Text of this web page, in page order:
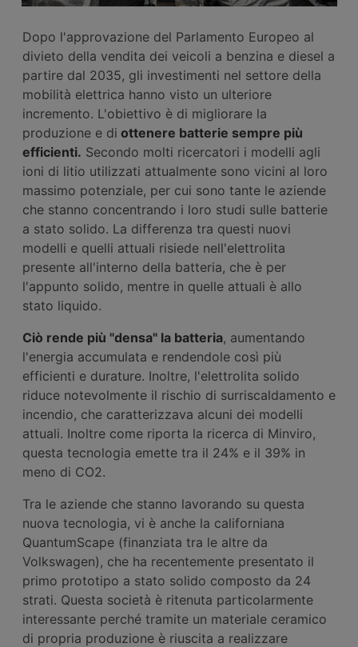
Dopo l'approvazione del Parlamento Europeo al
divieto della vendita dei veicoli a benzina e diesel a
partire dal 2035, gli investimenti nel settore della
mobilità elettrica hanno visto un ulteriore
incremento. L'obiettivo è di migliorare la
produzione e di ottenere batterie sempre più
efficienti. Secondo molti ricercatori i modelli agli
ioni di litio utilizzati attualmente sono vicini al loro
massimo potenziale, per cui sono tante le aziende
che stanno concentrando i loro studi sulle batterie
a stato solido. La differenza tra questi nuovi
modelli e quelli attuali risiede nell'elettrolita
presente all'interno della batteria, che è per
l'appunto solido, mentre in quelle attuali è allo
stato liquido.
Ciò rende più "densa" la batteria, aumentando
l'energia accumulata e rendendole così più
efficienti e durature. Inoltre, l'elettrolita solido
riduce notevolmente il rischio di surriscaldamento e
incendio, che caratterizzava alcuni dei modelli
attuali. Inoltre come riporta la ricerca di Minviro,
questa tecnologia emette tra il 24% e il 39% in
meno di CO2.
Tra le aziende che stanno lavorando su questa
nuova tecnologia, vi è anche la californiana
QuantumScape (finanziata tra le altre da
Volkswagen), che ha recentemente presentato il
primo prototipo a stato solido composto da 24
strati. Questa società è ritenuta particolarmente
interessante perché tramite un materiale ceramico
di propria produzione è riuscita a realizzare